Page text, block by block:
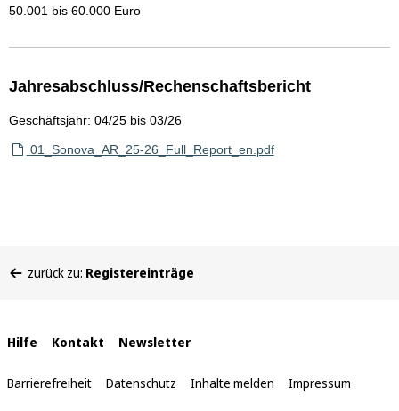
50.001 bis 60.000 Euro
Jahresabschluss/Rechenschaftsbericht
Geschäftsjahr: 04/25 bis 03/26
01_Sonova_AR_25-26_Full_Report_en.pdf
befinden
zurück zu: Registereinträge
Interne
Links
Hilfe Kontakt Newsletter
Barrierefreiheit Datenschutz Inhalte melden Impressum